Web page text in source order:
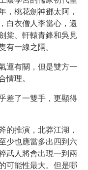
，桃花劍神鄧太阿，
白衣僧人李當心，還
棠、軒轅青鋒和吳見
有一線之隔。
運有關，但是雙方一
情理。
差了一雙手，更顯得
的推演，北莽江湖，
少也應當多出四到六
武人將會出現一到兩
可能性最大。但是哪